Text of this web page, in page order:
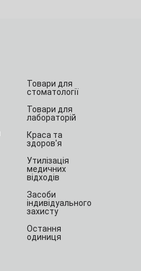
Товари для
стоматології
Товари для
лабораторій
Краса та
здоров'я
Утилізація
медичних
відходів
Засоби
індивідуального
захисту
Остання
одиниця